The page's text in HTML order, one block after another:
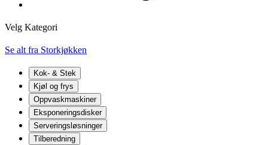
Velg Kategori
Se alt fra Storkjøkken
Kok- & Stek
Kjøl og frys
Oppvaskmaskiner
Eksponeringsdisker
Serveringsløsninger
Tilberedning